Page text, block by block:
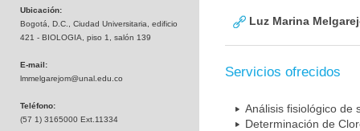
Ubicación:
Bogotá, D.C., Ciudad Universitaria, edificio
421 - BIOLOGIA, piso 1, salón 139
E-mail:
lmmelgarejom@unal.edu.co
Teléfono:
(57 1) 3165000 Ext.11334
Luz Marina
Servicios ofrecidos
Análisis fisiológico de
Determinación de